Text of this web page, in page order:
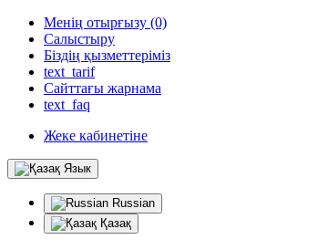
Менің отырғызу (0)
Салыстыру
Біздің қызметтеріміз
text_tarif
Сайттағы жарнама
text_faq
Жеке кабинетіне
Язык
Russian
Қазақ